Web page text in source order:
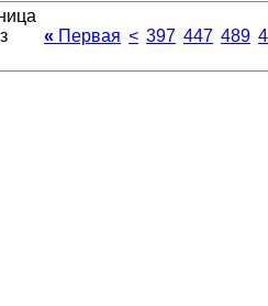
« Первая < 397 447 489